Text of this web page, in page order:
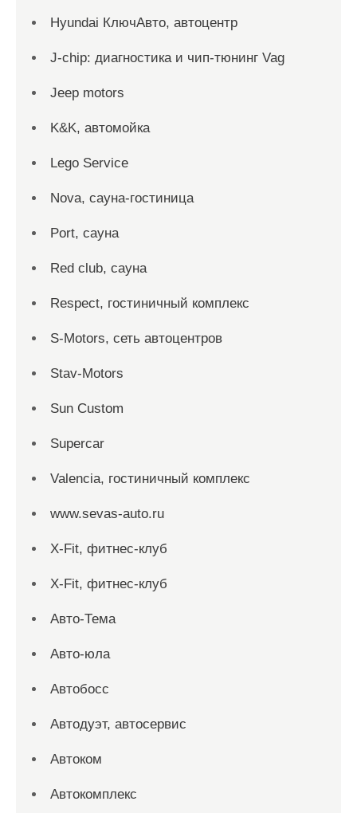
Hyundai КлючАвто, автоцентр
J-chip: диагностика и чип-тюнинг Vag
Jeep motors
K&K, автомойка
Lego Service
Nova, сауна-гостиница
Port, сауна
Red сlub, сауна
Respect, гостиничный комплекс
S-Motors, сеть автоцентров
Stav-Motors
Sun Custom
Supercar
Valencia, гостиничный комплекс
www.sevas-auto.ru
X-Fit, фитнес-клуб
X-Fit, фитнес-клуб
Авто-Тема
Авто-юла
Автобосс
Автодуэт, автосервис
Автоком
Автокомплекс